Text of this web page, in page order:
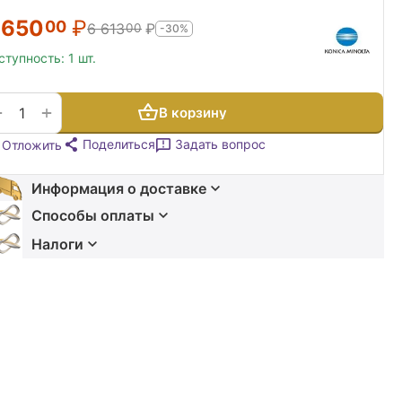
00 ₽6 61300 ₽ -30%
1 шт.
+ В корзину
Отложить Поделиться Задать вопрос
Информация о доставке
Способы оплаты
Налоги